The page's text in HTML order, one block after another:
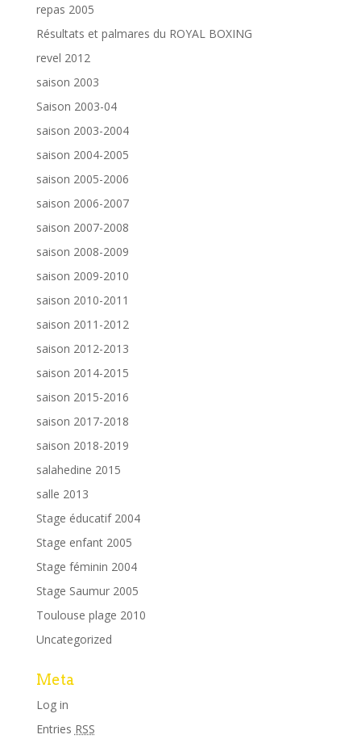
repas 2005
Résultats et palmares du ROYAL BOXING
revel 2012
saison 2003
Saison 2003-04
saison 2003-2004
saison 2004-2005
saison 2005-2006
saison 2006-2007
saison 2007-2008
saison 2008-2009
saison 2009-2010
saison 2010-2011
saison 2011-2012
saison 2012-2013
saison 2014-2015
saison 2015-2016
saison 2017-2018
saison 2018-2019
salahedine 2015
salle 2013
Stage éducatif 2004
Stage enfant 2005
Stage féminin 2004
Stage Saumur 2005
Toulouse plage 2010
Uncategorized
Meta
Log in
Entries RSS